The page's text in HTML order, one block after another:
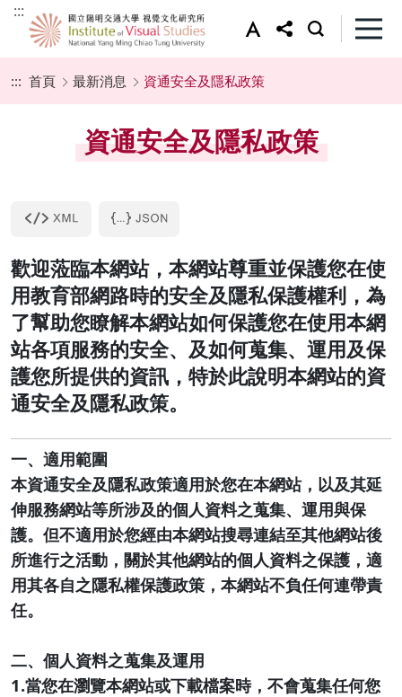
:::
::: 首頁 最新消息 資通安全及隱私政策
資通安全及隱私政策
歡迎蒞臨本網站，本網站尊重並保護您在使
用教育部網路時的安全及隱私保護權利，為
了幫助您瞭解本網站如何保護您在使用本網
站各項服務的安全、及如何蒐集、運用及保
護您所提供的資訊，特於此說明本網站的資
通安全及隱私政策。
一、適用範圍
本資通安全及隱私政策適用於您在本網站，以及其延
伸服務網站等所涉及的個人資料之蒐集、運用與保
護。但不適用於您經由本網站搜尋連結至其他網站後
所進行之活動，關於其他網站的個人資料之保護，適
用其各自之隱私權保護政策，本網站不負任何連帶責
任。
二、個人資料之蒐集及運用
1.當您在瀏覽本網站或下載檔案時，不會蒐集任何您